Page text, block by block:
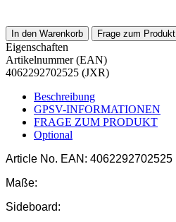
In den Warenkorb Frage zum Produkt
Eigenschaften
Artikelnummer (EAN)
4062292702525 (JXR)
Beschreibung
GPSV-INFORMATIONEN
FRAGE ZUM PRODUKT
Optional
Article No. EAN: 4062292702525
Maße:
Sideboard: